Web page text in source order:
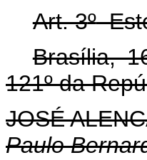
Art. 3º
Brasília,
121ºda
JOSÉ
Paulo